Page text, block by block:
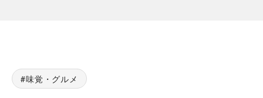
味覚・グルメ